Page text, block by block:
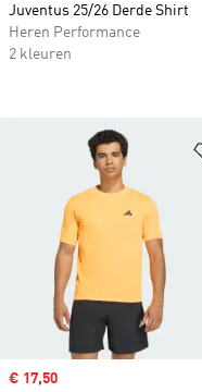
Sale price
€ 17,50
Juventus 25/26 Derde Shirt
Heren Performance
2 kleuren